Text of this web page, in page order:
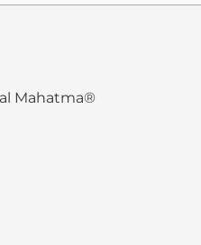
Mahatma®